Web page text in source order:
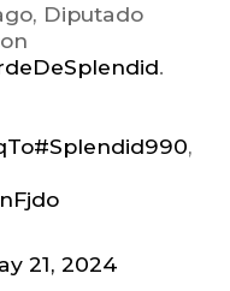
Diputado
.
#Splendid990,
21, 2024